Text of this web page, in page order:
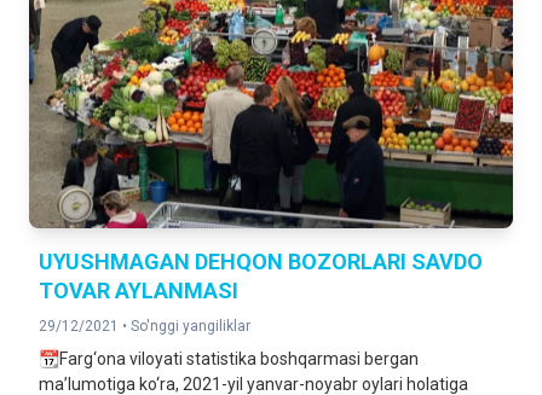
UYUSHMAGAN DEHQON BOZORLARI SAVDO
TOVAR AYLANMASI
29/12/2021 • So'nggi yangiliklar
📆Farg‘ona viloyati statistika boshqarmasi bergan
ma’lumotiga ko‘ra, 2021-yil yanvar-noyabr oylari holatiga